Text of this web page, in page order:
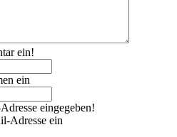
ein!
ein
eingegeben!
Adresse ein